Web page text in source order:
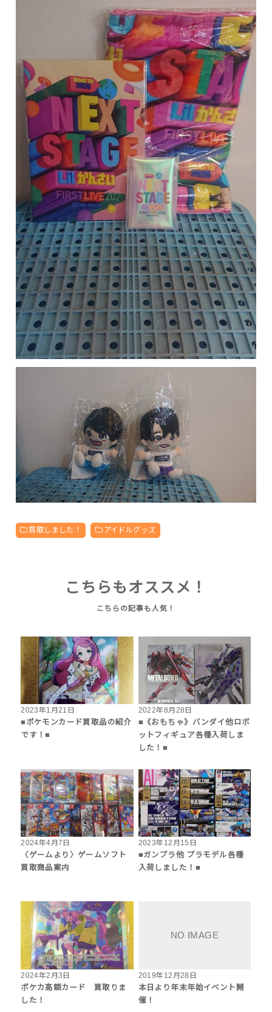
買取しました！ アイドルグッズ
こちらもオススメ！
2023年1月21日
■ポケモンカード買取品の紹介
です！■
2022年8月28日
■《おもちゃ》バンダイ他ロボ
ットフィギュア各種入荷しま
した！■
2024年4月7日
〈ゲームより〉ゲームソフト
買取商品案内
2023年12月15日
■ガンプラ他 プラモデル各種
入荷しました！■
2024年2月3日
ポケカ高額カード 買取りま
した！
2019年12月28日
本日より年末年始イベント開
催！